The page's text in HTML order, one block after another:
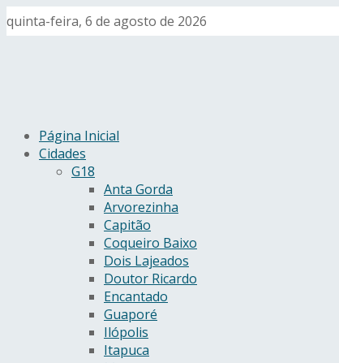
quinta-feira, 6 de agosto de 2026
Página Inicial
Cidades
G18
Anta Gorda
Arvorezinha
Capitão
Coqueiro Baixo
Dois Lajeados
Doutor Ricardo
Encantado
Guaporé
Ilópolis
Itapuca